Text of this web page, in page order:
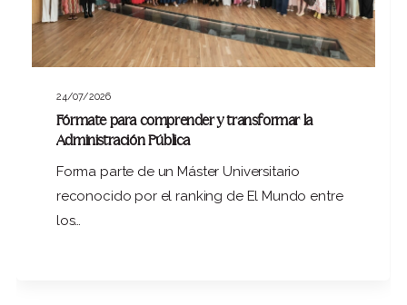
24/07/2026
Fórmate para comprender y transformar la
Administración Pública
Forma parte de un Máster Universitario
reconocido por el ranking de El Mundo entre
los…